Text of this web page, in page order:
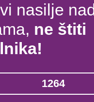
nasilje nad
ne štiti
1264